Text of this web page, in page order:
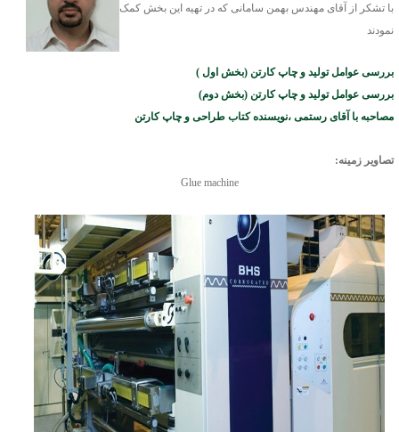
با تشکر از آقای مهندس بهمن سامانی که در تهیه این بخش کمک
نمودند
بررسی عوامل تولید و چاپ کارتن (بخش اول )
بررسی عوامل تولید و چاپ کارتن (بخش دوم)
مصاحبه با آقای رستمی ،نویسنده کتاب طراحی و چاپ کارتن
تصاویر زمینه:
Glue machine